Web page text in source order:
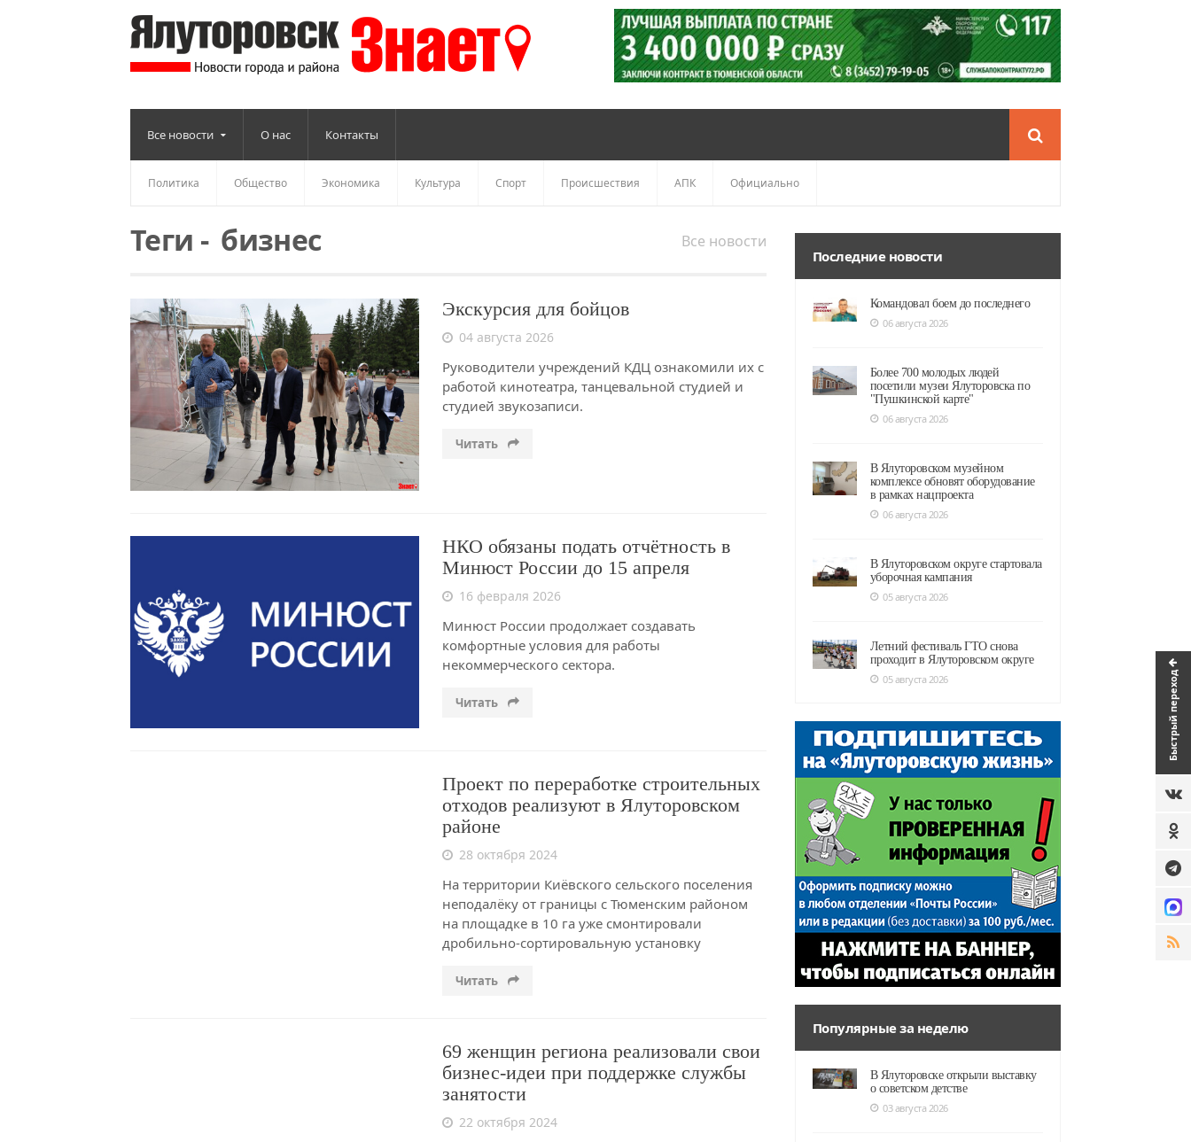
Быстрый переход
Все новости О нас Контакты
Политика Общество Экономика Культура Спорт Происшествия АПК Официально
Все новости
Теги -бизнес
Читать
Экскурсия для бойцов
04 августа 2026
Руководители учреждений КДЦ ознакомили их с
работой кинотеатра, танцевальной студией и
студией звукозаписи.
Читать
Читать
НКО обязаны подать отчётность в
Минюст России до 15 апреля
16 февраля 2026
Минюст России продолжает создавать
комфортные условия для работы
некоммерческого сектора.
Читать
Проект по переработке строительных
отходов реализуют в Ялуторовском
районе
28 октября 2024
На территории Киёвского сельского поселения
неподалёку от границы с Тюменским районом
на площадке в 10 га уже смонтировали
дробильно-сортировальную установку
Читать
69 женщин региона реализовали свои
бизнес-идеи при поддержке службы
занятости
22 октября 2024
Последние новости
Командовал боем до последнего
06 августа 2026
Более 700 молодых людей
посетили музеи Ялуторовска по
"Пушкинской карте"
06 августа 2026
В Ялуторовском музейном
комплексе обновят оборудование
в рамках нацпроекта
06 августа 2026
В Ялуторовском округе стартовала
уборочная кампания
05 августа 2026
Летний фестиваль ГТО снова
проходит в Ялуторовском округе
05 августа 2026
Популярные за неделю
В Ялуторовске открыли выставку
о советском детстве
03 августа 2026